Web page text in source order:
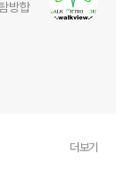
방합
더보기